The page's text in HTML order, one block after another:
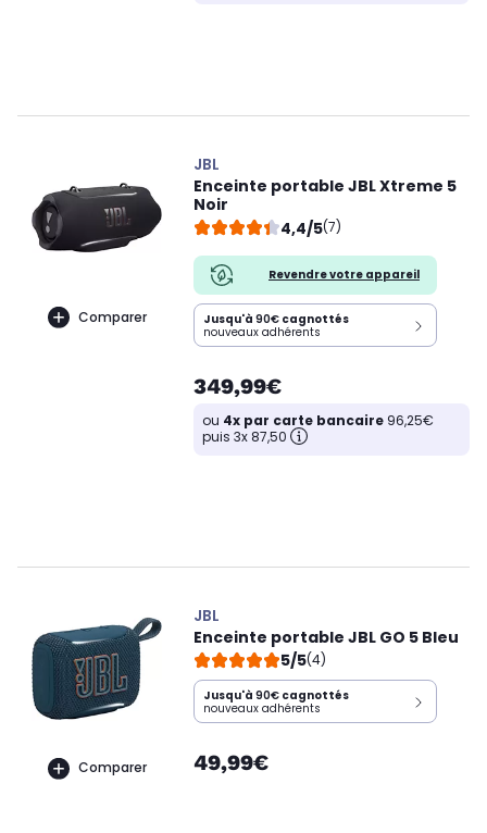
Comparer
JBL
Enceinte portable JBL Xtreme 5
Noir
4,4/5(7)
Revendre votre appareil
Jusqu'à 90€ cagnottés
nouveaux adhérents
349,99€
ou 4x par carte bancaire 96,25€
puis 3x 87,50
Comparer
JBL
Enceinte portable JBL GO 5 Bleu
5/5(4)
Jusqu'à 90€ cagnottés
nouveaux adhérents
49,99€